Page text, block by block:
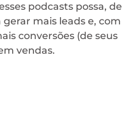
podcasts possa, de
mais leads e, com
conversões (de seus
vendas.